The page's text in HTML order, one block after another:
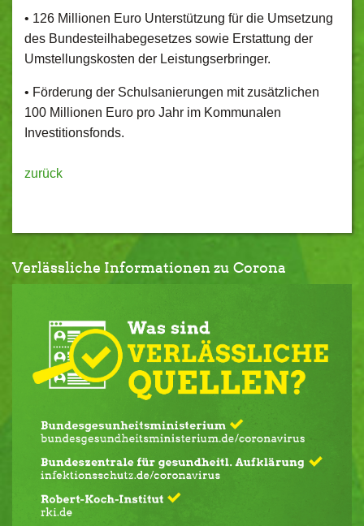
• 126 Millionen Euro Unterstützung für die Umsetzung
des Bundesteilhabegesetzes sowie Erstattung der
Umstellungskosten der Leistungserbringer.
• Förderung der Schulsanierungen mit zusätzlichen
100 Millionen Euro pro Jahr im Kommunalen
Investitionsfonds.
zurück
Verlässliche Informationen zu Corona